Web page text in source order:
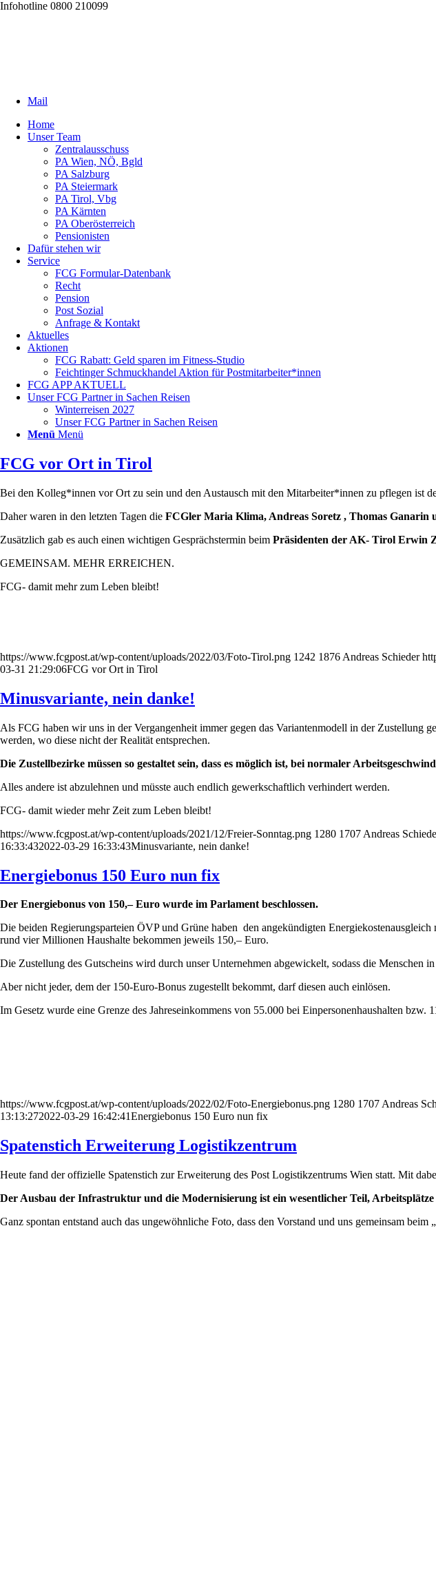
Infohotline 0800 210099
Mail
Home
Unser Team
Zentralausschuss
PA Wien, NÖ, Bgld
PA Salzburg
PA Steiermark
PA Tirol, Vbg
PA Kärnten
PA Oberösterreich
Pensionisten
Dafür stehen wir
Service
FCG Formular-Datenbank
Recht
Pension
Post Sozial
Anfrage & Kontakt
Aktuelles
Aktionen
FCG Rabatt: Geld sparen im Fitness-Studio
Feichtinger Schmuckhandel Aktion für Postmitarbeiter*innen
FCG APP AKTUELL
Unser FCG Partner in Sachen Reisen
Winterreisen 2027
Unser FCG Partner in Sachen Reisen
Menü Menü
FCG vor Ort in Tirol
Bei den Kolleg*innen vor Ort zu sein und den Austausch mit den Mitarbeiter*innen zu pflegen ist
Daher waren in den letzten Tagen die FCGler Maria Klima, Andreas Soretz , Thomas Ganarin
Zusätzlich gab es auch einen wichtigen Gesprächstermin beim Präsidenten der AK- Tirol Erwin
GEMEINSAM. MEHR ERREICHEN.
FCG- damit mehr zum Leben bleibt!
https://www.fcgpost.at/wp-content/uploads/2022/03/Foto-Tirol.png 1242 1876 Andreas Schieder
03-31 21:29:06FCG vor Ort in Tirol
Minusvariante, nein danke!
Als FCG haben wir uns in der Vergangenheit immer gegen das Variantenmodell in der Zustellung
werden, wo diese nicht der Realität entsprechen.
Die Zustellbezirke müssen so gestaltet sein, dass es möglich ist, bei normaler
Alles andere ist abzulehnen und müsste auch endlich gewerkschaftlich verhindert werden.
FCG- damit wieder mehr Zeit zum Leben bleibt!
https://www.fcgpost.at/wp-content/uploads/2021/12/Freier-Sonntag.png 1280 1707 Andreas
16:33:432022-03-29 16:33:43Minusvariante, nein danke!
Energiebonus 150 Euro nun fix
Der Energiebonus von 150,– Euro wurde im Parlament beschlossen.
Die beiden Regierungsparteien ÖVP und Grüne haben den angekündigten
rund vier Millionen Haushalte bekommen jeweils 150,– Euro.
Die Zustellung des Gutscheins wird durch unser Unternehmen abgewickelt, sodass die Menschen
Aber nicht jeder, dem der 150-Euro-Bonus zugestellt bekommt, darf diesen auch einlösen.
Im Gesetz wurde eine Grenze des Jahreseinkommens von 55.000 bei Einpersonenhaushalten
https://www.fcgpost.at/wp-content/uploads/2022/02/Foto-Energiebonus.png 1280 1707Andreas
13:13:272022-03-29 16:42:41Energiebonus 150 Euro nun fix
Spatenstich Erweiterung Logistikzentrum
Heute fand der offizielle Spatenstich zur Erweiterung des Post Logistikzentrums Wien statt. Mit
Der Ausbau der Infrastruktur und die Modernisierung ist ein wesentlicher Teil, Arbeitsplätze
Ganz spontan entstand auch das ungewöhnliche Foto, dass den Vorstand und uns gemeinsam beim